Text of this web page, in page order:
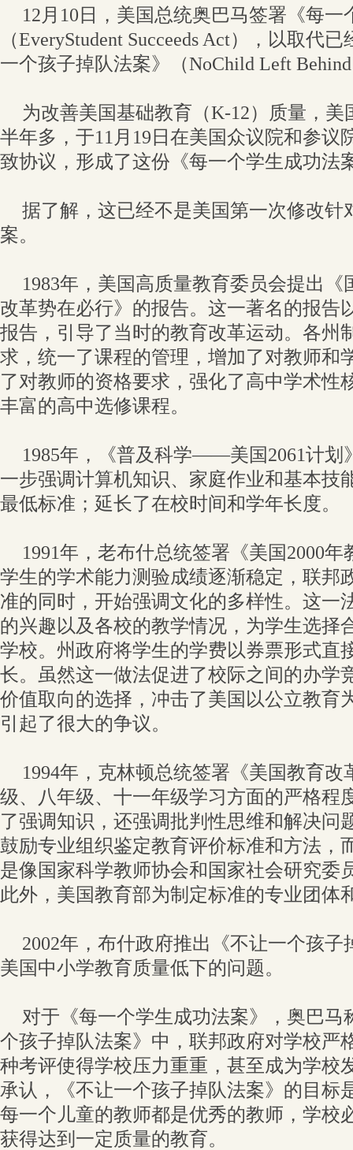
12月10日，美国总统奥巴马签署《每一
（EveryStudent Succeeds Act），以取代
一个孩子掉队法案》（NoChild Left
为改善美国基础教育（K-12）质量，
半年多，于11月19日在美国众议院和参议
致协议，形成了这份《每一个学生成功法
据了解，这已经不是美国第一次修改针
案。
1983年，美国高质量教育委员会提出
改革势在必行》的报告。这一著名的报告
报告，引导了当时的教育改革运动。各州
求，统一了课程的管理，增加了对教师和
了对教师的资格要求，强化了高中学术性
丰富的高中选修课程。
1985年，《普及科学——美国2061计划
一步强调计算机知识、家庭作业和基本技
最低标准；延长了在校时间和学年长度。
1991年，老布什总统签署《美国2000
学生的学术能力测验成绩逐渐稳定，联邦
准的同时，开始强调文化的多样性。这一
的兴趣以及各校的教学情况，为学生选择
学校。州政府将学生的学费以券票形式直
长。虽然这一做法促进了校际之间的办学
价值取向的选择，冲击了美国以公立教育
引起了很大的争议。
1994年，克林顿总统签署《美国教育
级、八年级、十一年级学习方面的严格程
了强调知识，还强调批判性思维和解决问
鼓励专业组织鉴定教育评价标准和方法，
是像国家科学教师协会和国家社会研究委
此外，美国教育部为制定标准的专业团体
2002年，布什政府推出《不让一个孩
美国中小学教育质量低下的问题。
对于《每一个学生成功法案》，奥巴马
个孩子掉队法案》中，联邦政府对学校严
种考评使得学校压力重重，甚至成为学校
承认，《不让一个孩子掉队法案》的目
每一个儿童的教师都是优秀的教师，学校
获得达到一定质量的教育。